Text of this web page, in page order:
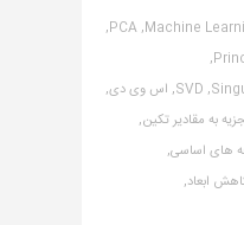
Machine
PCA,
SVD, اس وی دی,
به مقادیر تکین,
های اساسی,
ابعاد,